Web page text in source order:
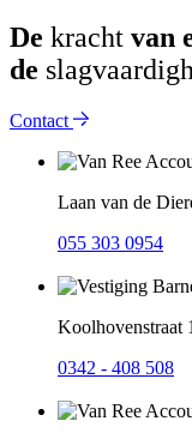
De kracht van
de
Contact
Laan van de
055 303 0954
Koolhovenstraat
0342 - 408 508